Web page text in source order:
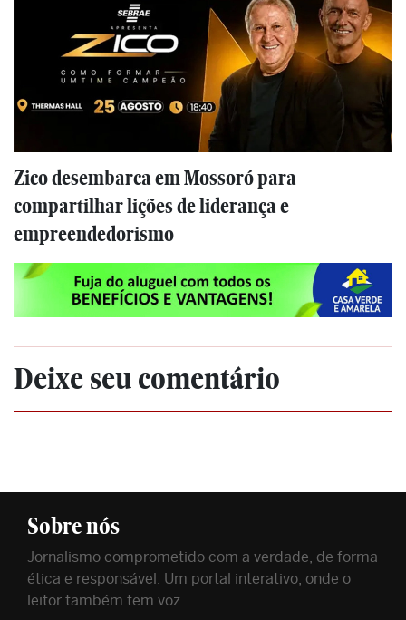
Zico desembarca em Mossoró para
compartilhar lições de liderança e
empreendedorismo
Deixe seu comentário
Sobre nós
Jornalismo comprometido com a verdade, de forma
ética e responsável. Um portal interativo, onde o
leitor também tem voz.